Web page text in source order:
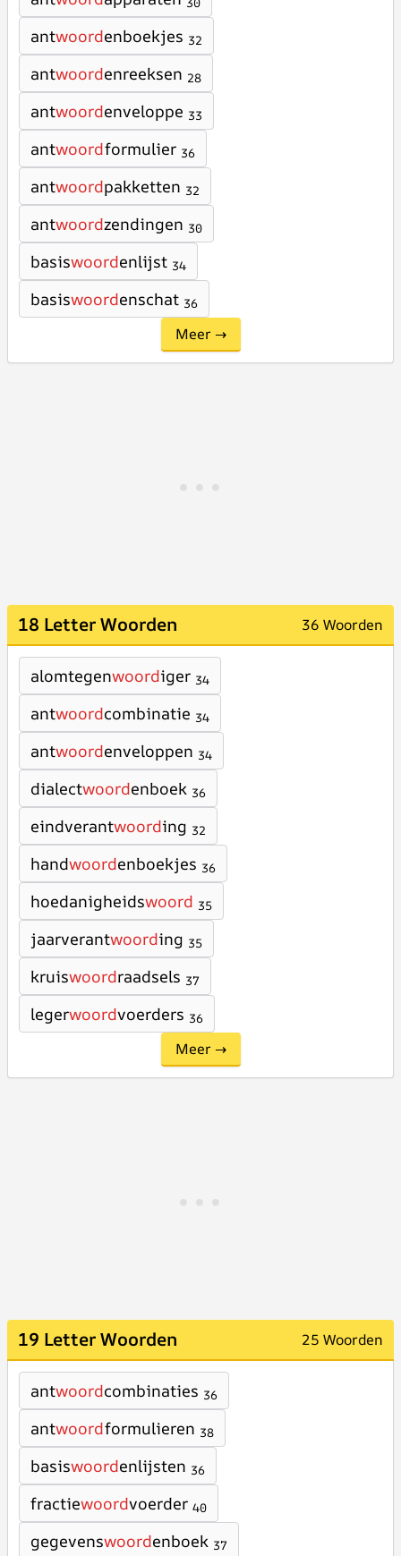
antwoordenboekjes 32
antwoordenreeksen 28
antwoordenveloppe 33
antwoordformulier 36
antwoordpakketten 32
antwoordzendingen 30
basiswoordenlijst 34
basiswoordenschat 36
Meer →
18 Letter Woorden 36 Woorden
alomtegenwoordiger 34
antwoordcombinatie 34
antwoordenveloppen 34
dialectwoordenboek 36
eindverantwoording 32
handwoordenboekjes 36
hoedanigheidswoord 35
jaarverantwoording 35
kruiswoordraadsels 37
legerwoordvoerders 36
Meer →
19 Letter Woorden 25 Woorden
antwoordcombinaties 36
antwoordformulieren 38
basiswoordenlijsten 36
fractiewoordvoerder 40
gegevenswoordenboek 37